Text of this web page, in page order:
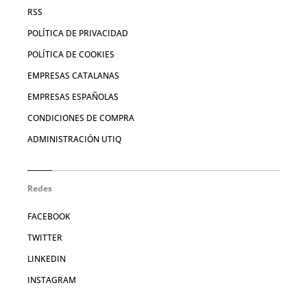
RSS
POLÍTICA DE PRIVACIDAD
POLÍTICA DE COOKIES
EMPRESAS CATALANAS
EMPRESAS ESPAÑOLAS
CONDICIONES DE COMPRA
ADMINISTRACIÓN UTIQ
Redes
FACEBOOK
TWITTER
LINKEDIN
INSTAGRAM